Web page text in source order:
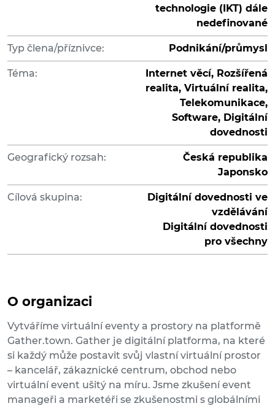
technologie (IKT) dále
nedefinované
Typ člena/příznivce: Podnikání/průmysl
Téma:
Internet věcí, Rozšířená
realita, Virtuální realita,
Telekomunikace,
Software, Digitální
dovednosti
Geografický rozsah:
Česká republika
Japonsko
Cílová skupina:
Digitální dovednosti ve
vzdělávání
Digitální dovednosti
pro všechny
O organizaci
Vytváříme virtuální eventy a prostory na platformě
Gather.town. Gather je digitální platforma, na které
si každý může postavit svůj vlastní virtuální prostor
– kancelář, zákaznické centrum, obchod nebo
virtuální event ušitý na míru. Jsme zkušení event
manageři a marketéři se zkušenostmi s globálními